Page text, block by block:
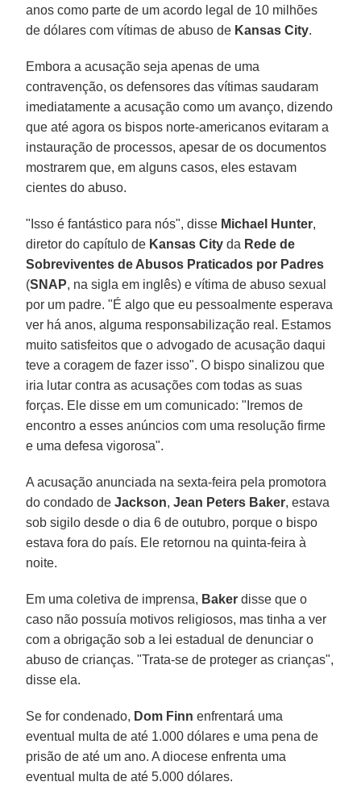
anos como parte de um acordo legal de 10 milhões
de dólares com vítimas de abuso de Kansas City.
Embora a acusação seja apenas de uma
contravenção, os defensores das vítimas saudaram
imediatamente a acusação como um avanço, dizendo
que até agora os bispos norte-americanos evitaram a
instauração de processos, apesar de os documentos
mostrarem que, em alguns casos, eles estavam
cientes do abuso.
"Isso é fantástico para nós", disse Michael Hunter,
diretor do capítulo de Kansas City da Rede de
Sobreviventes de Abusos Praticados por Padres
(SNAP, na sigla em inglês) e vítima de abuso sexual
por um padre. "É algo que eu pessoalmente esperava
ver há anos, alguma responsabilização real. Estamos
muito satisfeitos que o advogado de acusação daqui
teve a coragem de fazer isso". O bispo sinalizou que
iria lutar contra as acusações com todas as suas
forças. Ele disse em um comunicado: "Iremos de
encontro a esses anúncios com uma resolução firme
e uma defesa vigorosa".
A acusação anunciada na sexta-feira pela promotora
do condado deJackson,Jean Peters Baker, estava
sob sigilo desde o dia 6 de outubro, porque o bispo
estava fora do país. Ele retornou na quinta-feira à
noite.
Em uma coletiva de imprensa, Baker disse que o
caso não possuía motivos religiosos, mas tinha a ver
com a obrigação sob a lei estadual de denunciar o
abuso de crianças. "Trata-se de proteger as crianças",
disse ela.
Se for condenado, Dom Finn enfrentará uma
eventual multa de até 1.000 dólares e uma pena de
prisão de até um ano. A diocese enfrenta uma
eventual multa de até 5.000 dólares.